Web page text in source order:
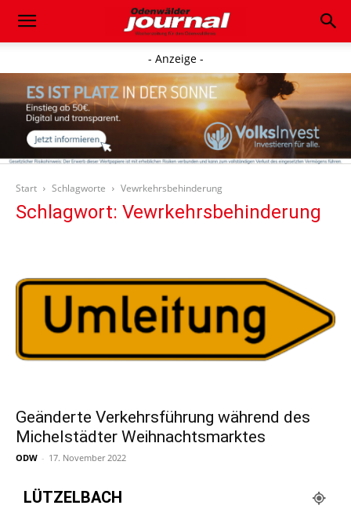
- Anzeige -
Start Schlagworte Vewrkehrsbehinderung
Schlagwort: Vewrkehrsbehinderung
Geänderte Verkehrsführung während des
Michelstädter Weihnachtsmarktes
ODW - 17. November 2022
LÜTZELBACH